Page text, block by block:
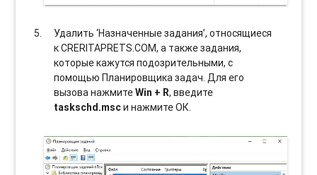
Удалить ‘Назначенные задания’, относящиеся
к CRERITAPRETS.COM, а также задания,
которые кажутся подозрительными, с
помощью Планировщика задач. Для его
вызова нажмитеWin + R, введите
taskschd.mscи нажмите ОК.